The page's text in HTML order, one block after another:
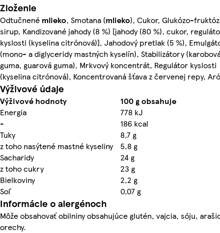
Zloženie
Odtučnené mlieko, Smotana (mlieko), Cukor, Glukózo-
sirup, Kandizované jahody (8 %) [jahody (80 %), cukor,
kyslosti (kyselina citrónová)], Jahodový pretlak (5 %),
(mono- a diglyceridy mastných kyselín), Stabilizátory
guma, guarová guma), Mrkvový koncentrát, Regulátor kyslosti
(kyselina citrónová), Koncentrovaná šťava z červenej repy,
Výživové údaje
Výživové hodnoty
100 g obsahuje
Energia
778 kJ
-
186 kcal
Tuky
8,7 g
z toho nasýtené mastné kyseliny
5,8 g
Sacharidy
24 g
z toho cukry
23 g
Bielkoviny
2,2 g
Soľ
0,07 g
Informácie o alergénoch
Môže obsahovať obilniny obsahujúce glutén, vajcia, sóju,
orechy.